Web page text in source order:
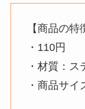
【商品の特
・110円
・材質：
・商品サ